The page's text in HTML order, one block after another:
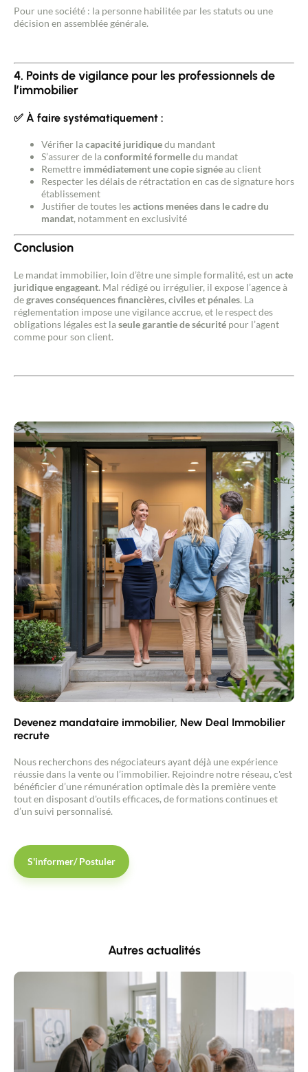
Contacter un conseiller
Acheter
Recrutement
Actualités
Guides
Contact
Pour une société : la personne habilitée par les statuts ou une
décision en assemblée générale.
4. Points de vigilance pour les professionnels de
l’immobilier
✅ À faire systématiquement :
Vérifier lacapacité juridiquedu mandant
S’assurer de laconformité formelledu mandat
Remettre immédiatement une copie signéeau client
Respecter les délais de rétractation en cas de signature hors
établissement
Justifier de toutes lesactions menées dans le cadre du
mandat, notamment en exclusivité
Conclusion
Le mandat immobilier, loin d’être une simple formalité, est un acte
juridique engageant. Mal rédigé ou irrégulier, il expose l’agence à
degraves conséquences financières, civiles et pénales. La
réglementation impose une vigilance accrue, et le respect des
obligations légales est laseule garantie de sécurité pour l’agent
comme pour son client.
Devenez mandataire immobilier, New Deal Immobilier
recrute
Nous recherchons des négociateurs ayant déjà une expérience
réussie dans la vente ou l’immobilier. Rejoindre notre réseau, c'est
bénéficier d’une rémunération optimale dès la première vente
tout en disposant d'outils efficaces, de formations continues et
d’un suivi personnalisé.
S'informer/ Postuler
Autres actualités